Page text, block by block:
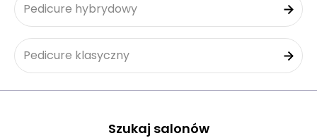
Pedicure hybrydowy
Pedicure klasyczny
Szukaj salonów